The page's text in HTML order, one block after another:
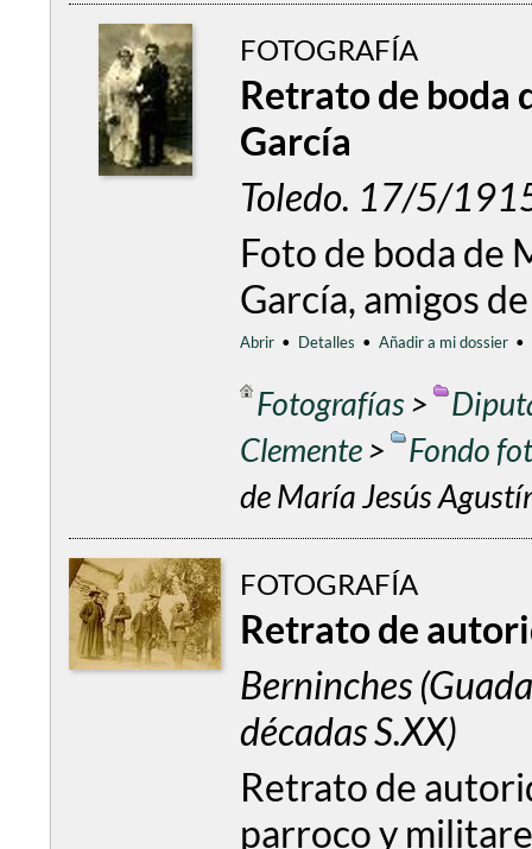
FOTOGRAFÍA
Retrato de boda
García
Toledo. 17/5/
Foto de boda de
García, amigos
Abrir • Detalles • Añadir a mi dossier •
Fotografías>
Clemente>
Fondo
de María Jesús
FOTOGRAFÍA
Retrato de
Berninches
décadas S.XX)
Retrato de
parroco y